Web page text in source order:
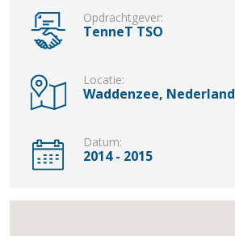
Opdrachtgever:
TenneT TSO
Locatie:
Waddenzee, Nederland
Datum:
2014 - 2015